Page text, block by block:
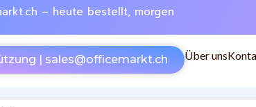
– heute bestellt, morgen
| sales@officemarkt.ch Über uns